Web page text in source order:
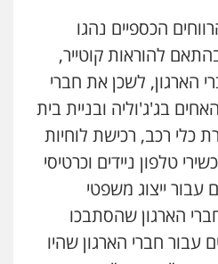
הכספיים נהגו
להוראות קוטייר,
הארגון, לשכן את חברי
בג'ג'וליה ובניית בית
כלי רכב, רכישת לוחיות
טלפון ניידים וכרטיסי
ייצוג משפטי
הארגון שהסתבכו
עבור חברי הארגון שהיו